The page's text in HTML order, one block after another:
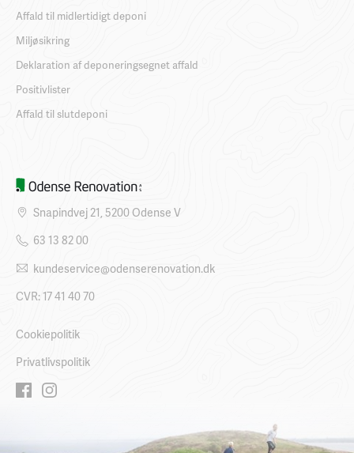
Affald til midlertidigt deponi
Miljøsikring
Deklaration af deponeringsegnet affald
Positivlister
Affald til slutdeponi
Snapindvej 21, 5200 Odense V
63 13 82 00
kundeservice@odenserenovation.dk
CVR: 17 41 40 70
Cookiepolitik
Privatlivspolitik